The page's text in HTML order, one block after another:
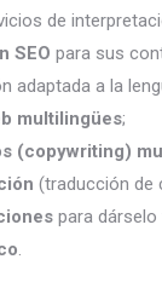
de
SEO para sus
adaptada a la
multilingües;
(copywriting)
(traducción de
para